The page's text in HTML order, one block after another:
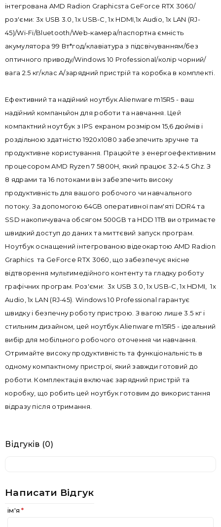
інтегрована AMD Radion Graphicsта GeForce RTX 3060/
роз'єми: 3x USB 3.0, 1x USB-C, 1x HDMI,1x Audio, 1x LAN (RJ-
45)/Wi-Fi/Bluetooth/Web-камера/паспортна ємність
акумулятора 99 Вт*год/клавіатура з підсвічуванням/без
оптичного приводу/Windows 10 Professional/колір чорний/
вага 2.5 кг/клас A/зарядний пристрій та коробка в комплекті.
Ефективний та надійний ноутбук Alienware m15R5 - ваш
надійний компаньйон для роботи та навчання. Цей
компактний ноутбук з IPS екраном розміром 15,6 дюймів і
роздільною здатністю 1920х1080 забезпечить зручне та
продуктивне користування. Працюйте з енергоефективним
процесором AMD Ryzen 7 5800H, який працює 3.2-4.5 Ghz. З
8 ядрами та 16 потоками він забезпечить високу
продуктивність для вашого робочого чи навчального
потоку. За допомогою 64GB оперативної пам'яті DDR4 та
SSD накопичувача обсягом 500GB та HDD 1TB ви отримаєте
швидкий доступ до даних та миттєвий запуск програм.
Ноутбук оснащений інтегрованою відеокартою AMD Radion
Graphics та GeForce RTX 3060, що забезпечує якісне
відтворення мультимедійного контенту та гладку роботу
графічних програм. Роз'єми: 3x USB 3.0, 1x USB-C, 1x HDMI, 1x
Audio, 1x LAN (RJ-45). Windows 10 Professional гарантує
швидку і безпечну роботу пристрою. З вагою лише 3.5 кг і
стильним дизайном, цей ноутбук Alienware m15R5 - ідеальний
вибір для мобільного робочого оточення чи навчання.
Отримайте високу продуктивність та функціональність в
одному компактному пристрої, який завжди готовий до
роботи. Комплектація включає зарядний пристрій та
коробку, що робить цей ноутбук готовим до використання
відразу після отримання.
Відгуків (0)
Написати Відгук
ім'я